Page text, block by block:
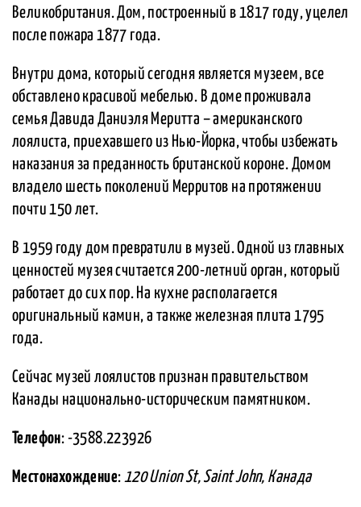
Великобритания. Дом, построенный в 1817 году, уцелел
после пожара 1877 года.
Внутри дома, который сегодня является музеем, все
обставлено красивой мебелью. В доме проживала
семья Давида Даниэля Меритта – американского
лоялиста, приехавшего из Нью-Йорка, чтобы избежать
наказания за преданность британской короне. Домом
владело шесть поколений Мерритов на протяжении
почти 150 лет.
В 1959 году дом превратили в музей. Одной из главных
ценностей музея считается 200-летний орган, который
работает до сих пор. На кухне располагается
оригинальный камин, а также железная плита 1795
года.
Сейчас музей лоялистов признан правительством
Канады национально-историческим памятником.
Телефон: -3588.223926
Местонахождение: 120 Union St, Saint John, Канада